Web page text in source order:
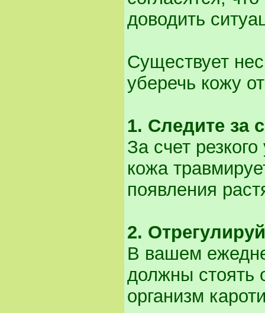
доводить
Существует
уберечь кожу
1. Следите за
За счет
кожа
появления
2.
В вашем
должны
организм